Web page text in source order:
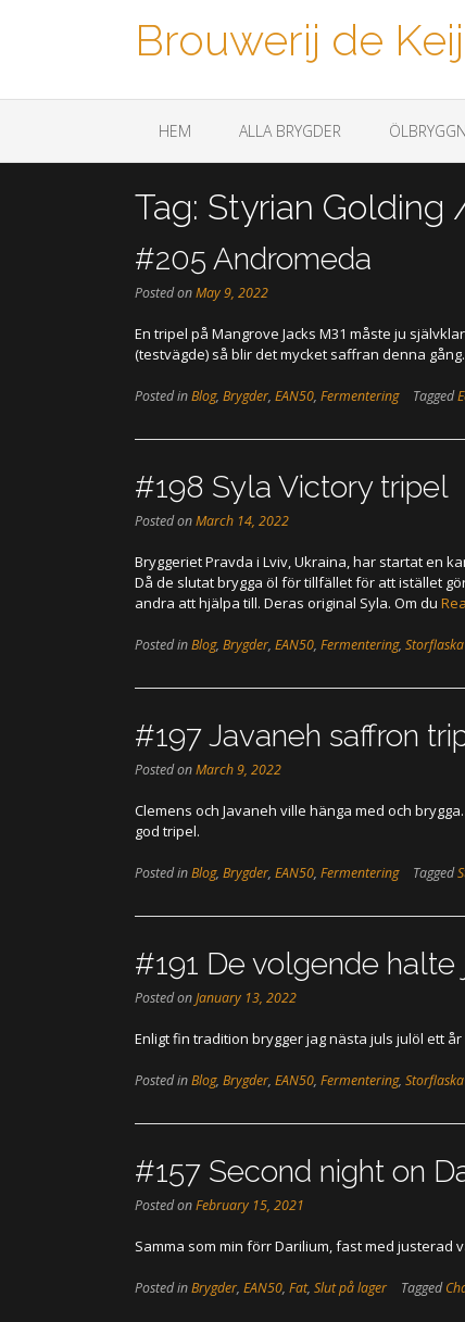
Brouwerij de
HEM ALLA BRYGDER
Tag: Styrian Golding
#205 Andromeda
Posted onMay 9, 2022
En tripel på Mangrove Jacks M31 måste ju
(testvägde) så blir det mycket saffran denna
Posted inBlog, Brygder, EAN50, Fermentering Tagged
#198 Syla Victory tripel
Posted onMarch 14, 2022
Bryggeriet Pravda i Lviv, Ukraina, har startat en
Då de slutat brygga öl för tillfället för att istället
andra att hjälpa till. Deras original Syla. Om du
Posted inBlog, Brygder, EAN50, Fermentering, Storflaska
#197 Javaneh saffron
Posted onMarch 9, 2022
Clemens och Javaneh ville hänga med och
god tripel.
Posted inBlog, Brygder, EAN50, Fermentering Tagged
#191 De volgende halte
Posted onJanuary 13, 2022
Enligt fin tradition brygger jag nästa juls julöl ett
Posted inBlog, Brygder, EAN50, Fermentering, Storflaska
#157 Second night on
Posted onFebruary 15, 2021
Samma som min förr Darilium, fast med justerad
Posted inBrygder, EAN50, Fat, Slut på lager Tagged